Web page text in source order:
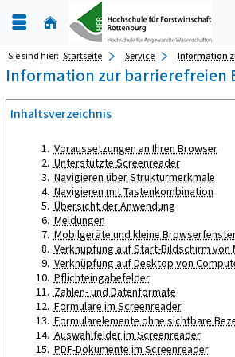
Sie sind hier: Startseite Service Information
Information zur barrierefreien
Inhaltsverzeichnis
Voraussetzungen an Ihren Browser
Unterstützte Screenreader
Navigieren über Strukturmerkmale
Navigieren mit Tastenkombination
Übersicht der Anwendung
Meldungen
Mobilgeräte und kleine
Verknüpfung auf Start-Bildschirm von
Verknüpfung auf Desktop von
Pflichteingabefelder
Zahlen- und Datenformate
Formulare im Screenreader
Formularelemente ohne sichtbare
Auswahlfelder im Screenreader
PDF-Dokumente im Screenreader